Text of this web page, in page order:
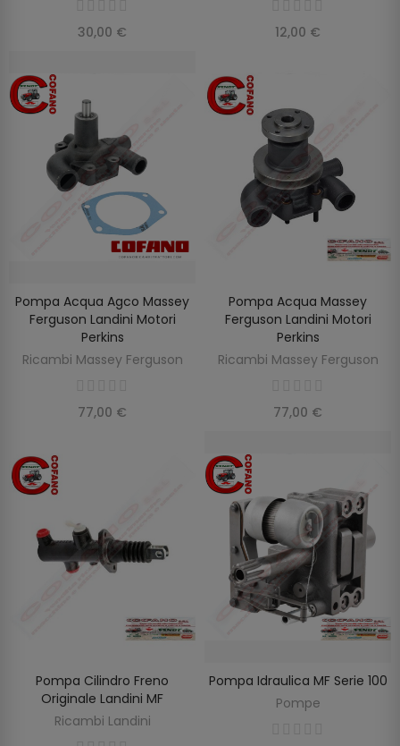
30,00 € 12,00 €
AGGIUNGI AL CARRELLO
Pompa Acqua Agco Massey
Ferguson Landini Motori
Perkins
Ricambi Massey Ferguson
77,00 €
AGGIUNGI AL CARRELLO
Pompa Acqua Massey
Ferguson Landini Motori
Perkins
Ricambi Massey Ferguson
77,00 €
AGGIUNGI AL CARRELLO
Pompa Cilindro Freno
Originale Landini MF
Ricambi Landini
AGGIUNGI AL CARRELLO
Pompa Idraulica MF Serie 100
Pompe